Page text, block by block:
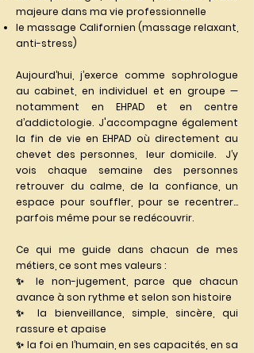
majeure dans ma vie professionnelle
le massage Californien (massage relaxant,
anti-stress)
Aujourd’hui, j’exerce comme sophrologue
au cabinet, en individuel et en groupe —
notamment en EHPAD et en centre
d’addictologie. J'accompagne également
la fin de vie en EHPAD où directement au
chevet des personnes, leur domicile. J’y
vois chaque semaine des personnes
retrouver du calme, de la confiance, un
espace pour souffler, pour se recentrer…
parfois même pour se redécouvrir.
Ce qui me guide dans chacun de mes
métiers, ce sont mes valeurs :
✨ le non-jugement, parce que chacun
avance à son rythme et selon son histoire
✨ la bienveillance, simple, sincère, qui
rassure et apaise
✨ la foi en l’humain, en ses capacités, en sa